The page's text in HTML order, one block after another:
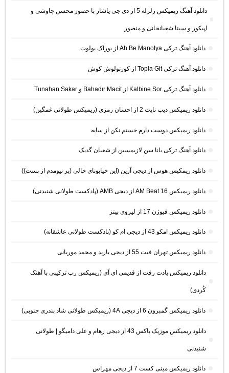
دانلود آهنگ ریمیکس زلزله 5 از دی جی یاشار با حضور محسن چاوشی و
اپیکور و سینا شعبانخانی و منصور
دانلود آهنگ ترکی Ah Be Manolya از بوراک بولوت
دانلود آهنگ ترکی Topla Git از کورتولوش کوش
دانلود آهنگ ترکی Kalbine Sor از Bahadır Macit و Tunahan Sakar
دانلود ریمیکس دیپ نایت 2 از احسان رمزی (ریمیکس طولانی غمگین)
دانلود ریمیکس دوست دارم خستم نکن از سایه
دانلود آهنگ ترکی بانا سن لازیمسین از شعبان گدیک
دانلود ریمکیس هوس از دیجی آرین (این خیابونای خالی (بر نیومدم از پست))
دانلود ریمیکس AM Beat 16 از دیجی AMB (پادکست طولانی شنیدنی)
دانلود ریمیکس فیوژن 17 از لیروی بیتز
دانلود ریمیکس امکو 43 از دیجی ام کو (پادکست طولانی عاشقانه)
دانلود ریمیکس تهران فیت 55 از دیجی باربد و محمد موریانی
دانلود ریمیکس یادت رفت از قدیمی ای آی (ریمیکس رپ ترکیبی با آهنک
کُردی)
دانلود ریمیکس گمبرون 6 از دیجی 4A (ریمیکس طولانی شاد بندری جنوبی)
دانلود ریمیکس موزیک باکس 43 از دیجی رهام و علی دامیگو | طولانی
شنیدنی
دانلود ریمیکس مینی کست 7 از دیجی مهراس